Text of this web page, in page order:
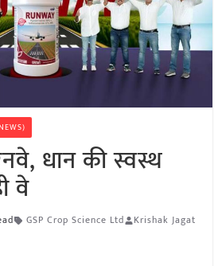
धान की स्वस्थ
वे
GSP Crop Science Ltd Krishak Jagat